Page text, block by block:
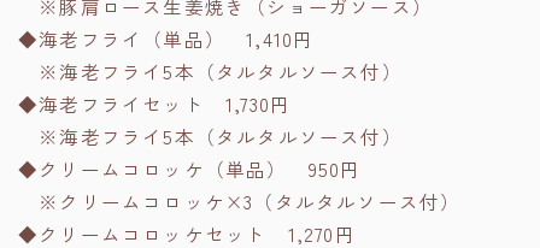
※豚肩ロース生姜焼き（ショーガソース）
◆海老フライ（単品） 1,410円
※海老フライ5本（タルタルソース付）
◆海老フライセット 1,730円
※海老フライ5本（タルタルソース付）
◆クリームコロッケ（単品） 950円
※クリームコロッケ×3（タルタルソース付）
◆クリームコロッケセット 1,270円